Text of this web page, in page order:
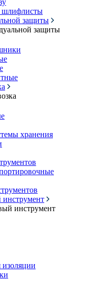
защиты
защиты
хранения
инструмент